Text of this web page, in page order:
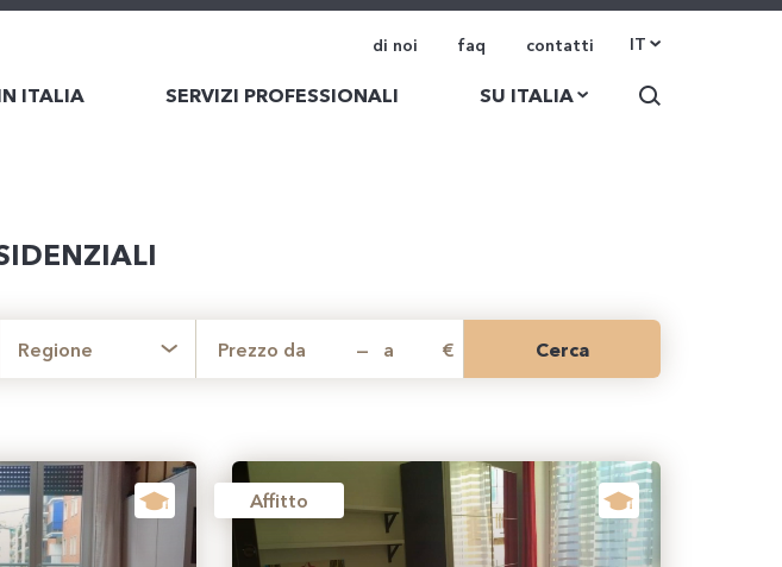
di noi faq contatti IT
ITALIA SERVIZI PROFESSIONALI SU ITALIA
Regione Prezzo da — a € Cerca
Affitto